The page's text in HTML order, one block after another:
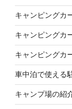
キャンピングカ
キャンピングカ
キャンピングカ
車中泊で使える
キャンプ場の紹